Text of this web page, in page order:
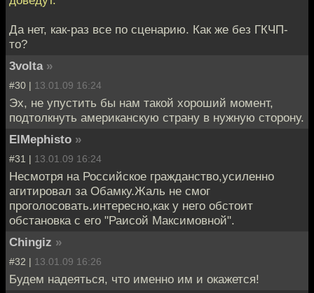
Да нет, как-раз все по сценарию. Как же без ГКЧП-
то?
3volta »
#30 | 13.01.09 16:24
Эх, не упустить бы нам такой хороший момент,
подтолкнуть американскую страну в нужную сторону.
ElMephisto »
#31 | 13.01.09 16:24
Несмотря на Российское гражданство,усиленно
агитировал за Обамку.Жаль не смог
проголосовать.интересно,как у него обстоит
обстановка с его "Раисой Максимовной".
Chingiz »
#32 | 13.01.09 16:26
Будем надеяться, что именно им и окажется!